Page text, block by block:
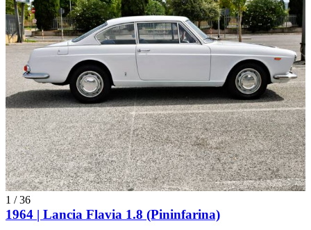
1 /36
1964 | Lancia Flavia 1.8 (Pininfarina)